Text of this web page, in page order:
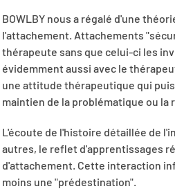
BOWLBY nous a régalé d'une
l'attachement. Attachements
thérapeute sans que celui-ci les
évidemment aussi avec le
une attitude thérapeutique qui
maintien de la problématique ou
L'écoute de l'histoire détaillée de
autres, le reflet d'apprentissages
d'attachement. Cette interaction
moins une "prédestination".